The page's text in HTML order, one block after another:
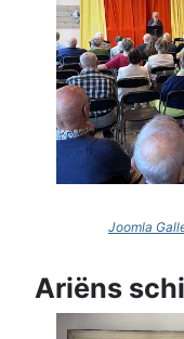
Joomla
Ariëns